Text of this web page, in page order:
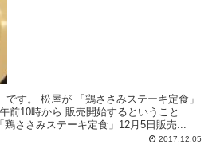
ステーキ定食」
前10時から 販売開始するということ
【参照】 松屋「鶏ささみステーキ定食」12月5日販売...
2017.12.05